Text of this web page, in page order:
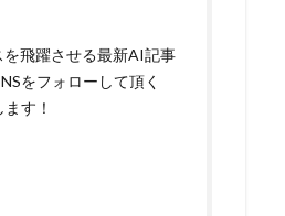
を飛躍させる最新AI記事
をフォローして頂く
す！